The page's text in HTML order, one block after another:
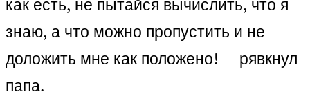
как есть, не пытайся вычислить, что я
знаю, а что можно пропустить и не
доложить мне как положено! — рявкнул
папа.